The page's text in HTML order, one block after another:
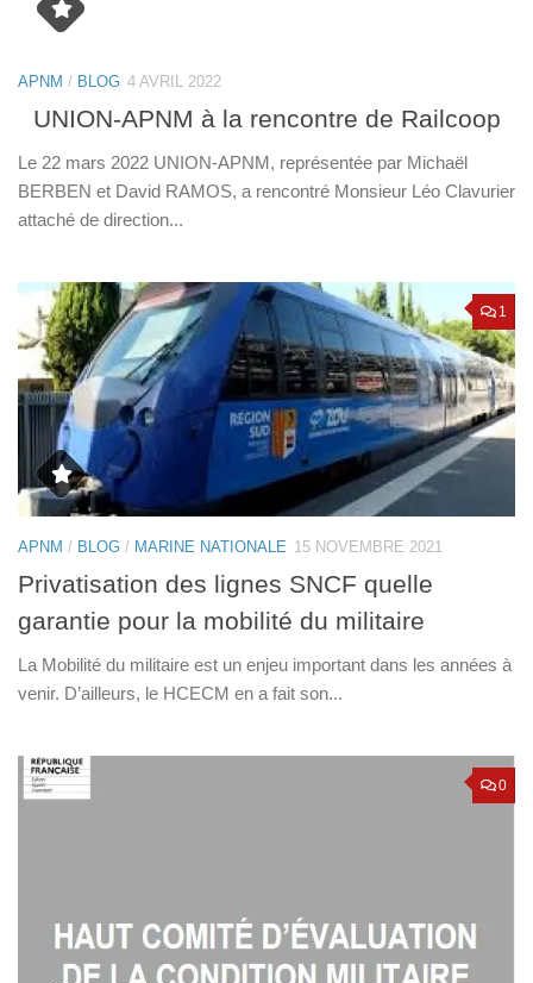
APNM / BLOG 4 AVRIL 2022
UNION-APNM à la rencontre de Railcoop
Le 22 mars 2022 UNION-APNM, représentée par Michaël
BERBEN et David RAMOS, a rencontré Monsieur Léo Clavurier
attaché de direction...
1
APNM / BLOG / MARINE NATIONALE 15 NOVEMBRE 2021
Privatisation des lignes SNCF quelle
garantie pour la mobilité du militaire
La Mobilité du militaire est un enjeu important dans les années à
venir. D’ailleurs, le HCECM en a fait son...
0